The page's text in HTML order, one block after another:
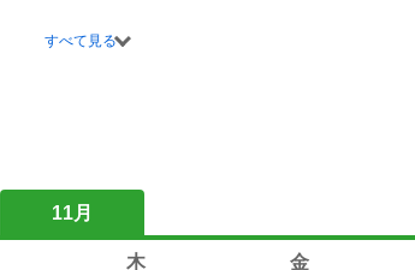
すべて見る
11月
木 金